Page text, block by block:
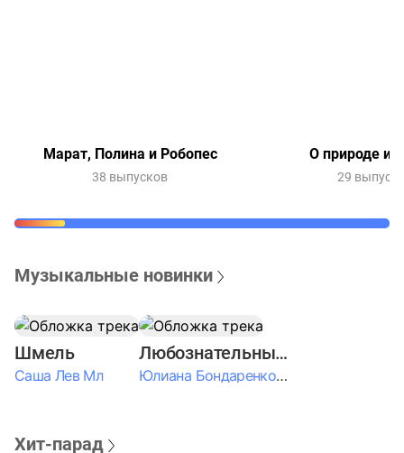
Марат, Полина и Робопес
38 выпусков
О природе и
29
Музыкальные новинки
Шмель
Саша Лев Мл
Любознательные Дети
Юлиана Бондаренко & Амелия Колпакова & Егор Егоров & Валерия Шевченко & Ксюша Косичкина
Хит-парад